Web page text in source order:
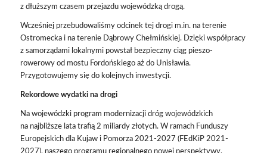
z dłuższym czasem przejazdu wojewódzką drogą.
Wcześniej przebudowaliśmy odcinek tej drogi m.in. na terenie
Ostromecka i na terenie Dąbrowy Chełmińskiej. Dzięki współpracy
z samorządami lokalnymi powstał bezpieczny ciąg pieszo-
rowerowy od mostu Fordońskiego aż do Unisławia.
Przygotowujemy się do kolejnych inwestycji.
Rekordowe wydatki na drogi
Na wojewódzki program modernizacji dróg wojewódzkich
na najbliższe lata trafią 2 miliardy złotych. W ramach Funduszy
Europejskich dla Kujaw i Pomorza 2021-2027 (FEdKiP 2021-